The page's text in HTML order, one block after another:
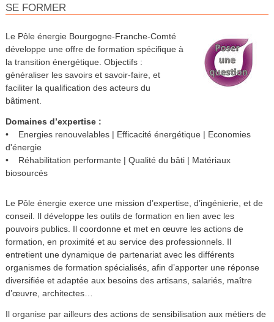
SE FORMER
Le Pôle énergie Bourgogne-Franche-Comté
développe une offre de formation spécifique à
la transition énergétique. Objectifs :
généraliser les savoirs et savoir-faire, et
faciliter la qualification des acteurs du
bâtiment.
Domaines d’expertise :
• Energies renouvelables | Efficacité énergétique | Economies
d'énergie
• Réhabilitation performante | Qualité du bâti | Matériaux
biosourcés
Le Pôle énergie exerce une mission d’expertise, d’ingénierie, et de
conseil. Il développe les outils de formation en lien avec les
pouvoirs publics. Il coordonne et met en œuvre les actions de
formation, en proximité et au service des professionnels. Il
entretient une dynamique de partenariat avec les différents
organismes de formation spécialisés, afin d’apporter une réponse
diversifiée et adaptée aux besoins des artisans, salariés, maître
d’œuvre, architectes…
Il organise par ailleurs des actions de sensibilisation aux métiers de